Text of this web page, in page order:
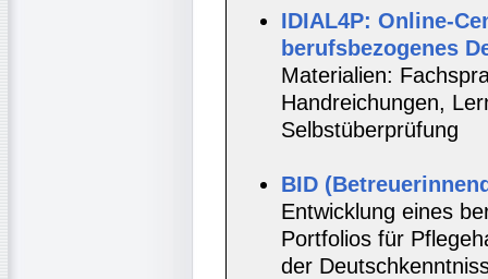
IDIAL4P: Online-
berufsbezogenes
Materialien:
Handreichungen,
Selbstüberprüfung
BID
Entwicklung eines
Portfolios für
der